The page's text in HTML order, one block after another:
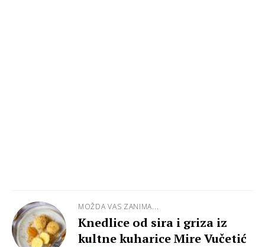
MOŽDA VAS ZANIMA...
Knedlice od sira i griza iz
kultne kuharice Mire Vučetić